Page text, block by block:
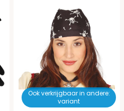
Ook verkrijgbaar in andere:
variant